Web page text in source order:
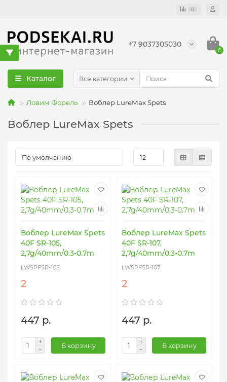
0
+7 9037305030
0
Каталог Все категории
Ловим Форель Воблер LureMax Spets
Воблер LureMax Spets
Воблер LureMax Spets
40F SR-105,
2,7g/40mm/0.3-0.7m
LWSPFSR-105
2
447 р.
В корзину
Воблер LureMax Spets
40F SR-107,
2,7g/40mm/0.3-0.7m
LWSPFSR-107
2
447 р.
В корзину